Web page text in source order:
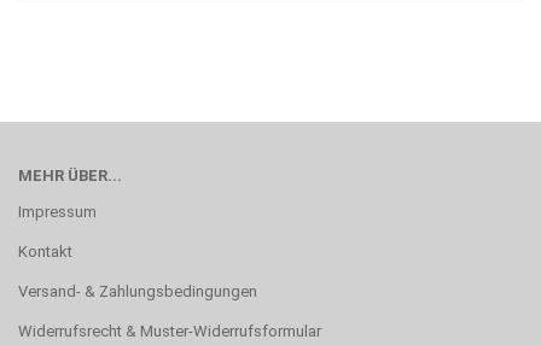
MEHR ÜBER...
Impressum
Kontakt
Versand- & Zahlungsbedingungen
Widerrufsrecht & Muster-Widerrufsformular